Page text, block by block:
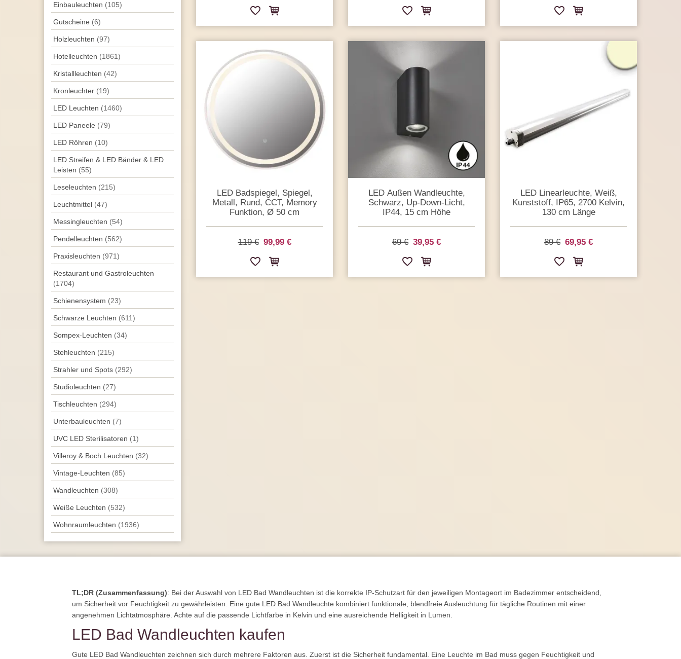
Einbauleuchten (105)
Gutscheine (6)
Holzleuchten (97)
Hotelleuchten (1861)
Kristallleuchten (42)
Kronleuchter (19)
LED Leuchten (1460)
LED Paneele (79)
LED Röhren (10)
LED Streifen & LED Bänder & LED
Leisten (55)
Leseleuchten (215)
Leuchtmittel (47)
Messingleuchten (54)
Pendel­leuchten (562)
Praxisleuchten (971)
Restaurant und Gastroleuchten
(1704)
Schienensystem (23)
Schwarze Leuchten (611)
Sompex-Leuchten (34)
Stehleuchten (215)
Strahler und Spots (292)
Studioleuchten (27)
Tisch­leuchten (294)
Unterbau­leuchten (7)
UVC LED Sterilisatoren (1)
Villeroy & Boch Leuchten (32)
Vintage-Leuchten (85)
Wand­leuchten (308)
Weiße Leuchten (532)
Wohnraum­leuchten (1936)
LED Badspiegel, Spiegel,
Metall, Rund, CCT, Memory
Funktion, Ø 50 cm
119 € 99,99 €
LED Außen Wandleuchte,
Schwarz, Up-Down-Licht,
IP44, 15 cm Höhe
69 € 39,95 €
LED Linearleuchte, Weiß,
Kunststoff, IP65, 2700 Kelvin,
130 cm Länge
89 € 69,95 €
TL;DR (Zusammenfassung): Bei der Auswahl von LED Bad Wandleuchten ist die korrekte IP-Schutzart für den jeweiligen Montageort im Badezimmer entscheidend,
um Sicherheit vor Feuchtigkeit zu gewährleisten. Eine gute LED Bad Wandleuchte kombiniert funktionale, blendfreie Ausleuchtung für tägliche Routinen mit einer
angenehmen Lichtatmosphäre. Achte auf die passende Lichtfarbe in Kelvin und eine ausreichende Helligkeit in Lumen.
LED Bad Wandleuchten kaufen
Gute LED Bad Wandleuchten zeichnen sich durch mehrere Faktoren aus. Zuerst ist die Sicherheit fundamental. Eine Leuchte im Bad muss gegen Feuchtigkeit und